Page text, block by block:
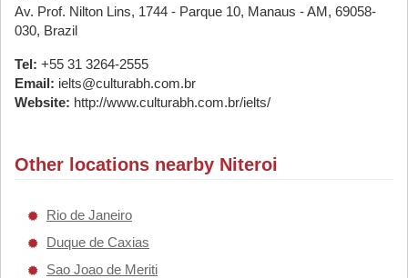
Av. Prof. Nilton Lins, 1744 - Parque 10, Manaus - AM, 69058-
030, Brazil
Tel: +55 31 3264-2555
Email: ielts@culturabh.com.br
Website: http://www.culturabh.com.br/ielts/
Other locations nearby Niteroi
Rio de Janeiro
Duque de Caxias
Sao Joao de Meriti